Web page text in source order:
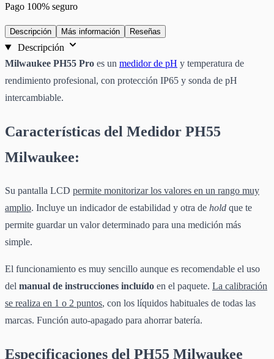
Pago 100% seguro
Descripción Más información Reseñas
Descripción
Milwaukee PH55 Pro es un medidor de pH y temperatura de
rendimiento profesional, con protección IP65 y sonda de pH
intercambiable.
Características del Medidor PH55
Milwaukee:
Su pantalla LCD permite monitorizar los valores en un rango muy
amplio. Incluye un indicador de estabilidad y otra de hold que te
permite guardar un valor determinado para una medición más
simple.
El funcionamiento es muy sencillo aunque es recomendable el uso
del manual de instrucciones incluído en el paquete. La calibración
se realiza en 1 o 2 puntos, con los líquidos habituales de todas las
marcas. Función auto-apagado para ahorrar batería.
Especificaciones del PH55 Milwaukee